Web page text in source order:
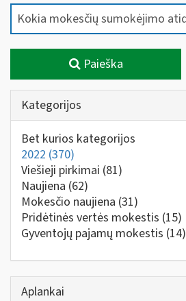
Paieška
Kategorijos
Bet kurios kategorijos
2022 (370)
Viešieji pirkimai (81)
Naujiena (62)
Mokesčio naujiena (31)
Pridėtinės vertės mokestis (15)
Gyventojų pajamų mokestis (14)
Aplankai